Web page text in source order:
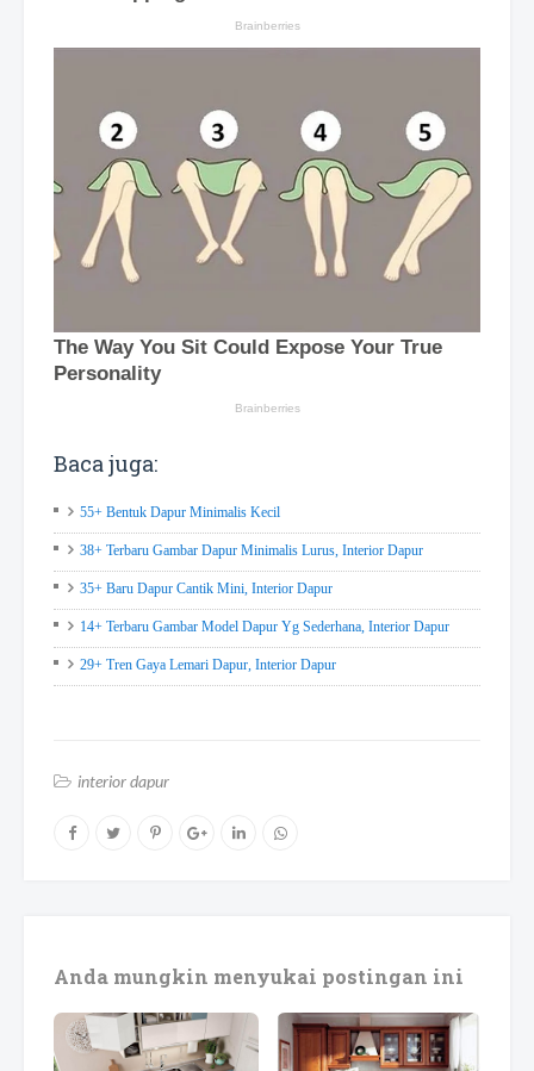
Baca juga:
55+ Bentuk Dapur Minimalis Kecil
38+ Terbaru Gambar Dapur Minimalis Lurus, Interior Dapur
35+ Baru Dapur Cantik Mini, Interior Dapur
14+ Terbaru Gambar Model Dapur Yg Sederhana, Interior Dapur
29+ Tren Gaya Lemari Dapur, Interior Dapur
interior dapur
Anda mungkin menyukai postingan ini